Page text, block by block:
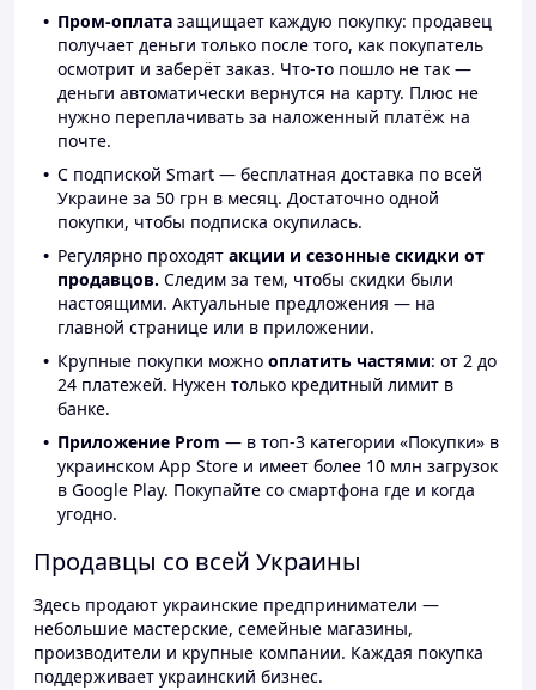
Пром-оплата защищает каждую покупку: продавец
получает деньги только после того, как покупатель
осмотрит и заберёт заказ. Что-то пошло не так —
деньги автоматически вернутся на карту. Плюс не
нужно переплачивать за наложенный платёж на
почте.
С подпиской Smart — бесплатная доставка по всей
Украине за 50 грн в месяц. Достаточно одной
покупки, чтобы подписка окупилась.
Регулярно проходят акции и сезонные скидки от
продавцов. Следим за тем, чтобы скидки были
настоящими. Актуальные предложения — на
главной странице или в приложении.
Крупные покупки можно оплатить частями: от 2 до
24 платежей. Нужен только кредитный лимит в
банке.
Приложение Prom — в топ-3 категории «Покупки» в
украинском App Store и имеет более 10 млн загрузок
в Google Play. Покупайте со смартфона где и когда
угодно.
Продавцы со всей Украины
Здесь продают украинские предприниматели —
небольшие мастерские, семейные магазины,
производители и крупные компании. Каждая покупка
поддерживает украинский бизнес.